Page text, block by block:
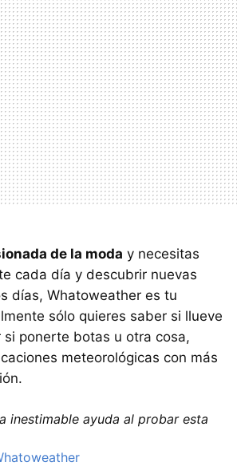
de la moda y necesitas
cada día y descubrir nuevas
días, Whatoweather es tu
sólo quieres saber si llueve
ponerte botas u otra cosa,
meteorológicas con más
inestimable ayuda al probar esta